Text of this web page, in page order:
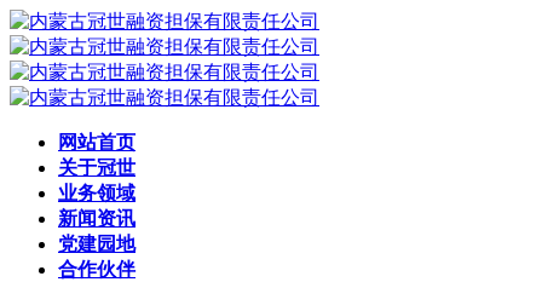
网站首页
关于冠世
业务领域
新闻资讯
党建园地
合作伙伴